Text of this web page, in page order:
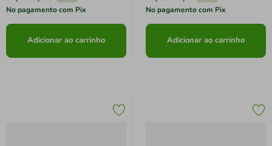
No pagamento com Pix
Adicionar ao carrinho
No pagamento com Pix
Adicionar ao carrinho